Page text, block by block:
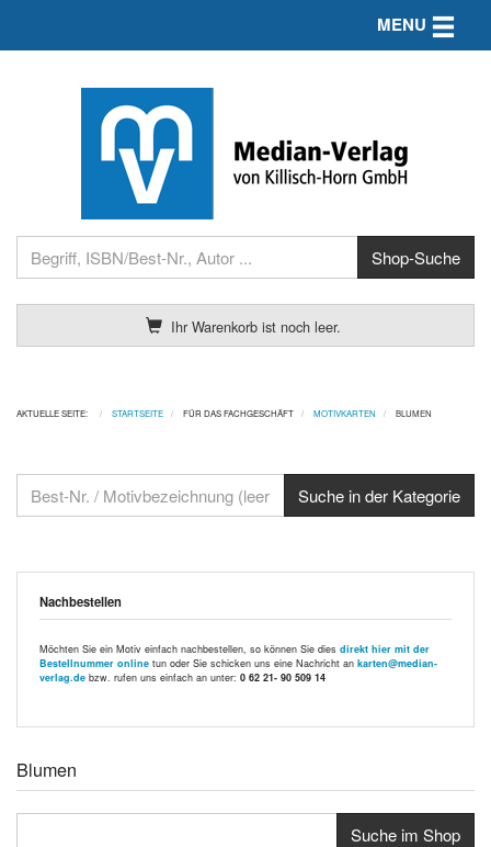
Ihr Warenkorb ist noch leer.
MENU Toggle
AKTUELLE SEITE: STARTSEITE FÜR DAS FACHGESCHÄFT MOTIVKARTEN BLUMEN
Nachbestellen
Möchten Sie ein Motiv einfach nachbestellen, so können Sie dies direkt hier mit der
Bestellnummer online tun oder Sie schicken uns eine Nachricht an karten@median-
verlag.de bzw. rufen uns einfach an unter: 0 62 21- 90 509 14
Blumen
Suche im Shop